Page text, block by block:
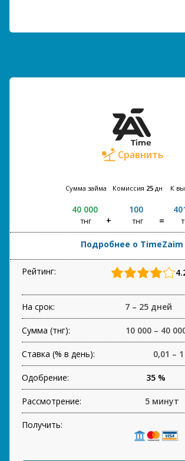
Сравнить
Сумма займа
40 000
тнг
Комиссия 25 дн
100
тнг
К
Подробнее о TimeZaim
Рейтинг:
На срок: 7 – 25 дней
Сумма (тнг): 10 000 – 40
Ставка (% в день): 0,01 – 1
Одобрение: 35 %
Рассмотрение: 5 минут
Получить: